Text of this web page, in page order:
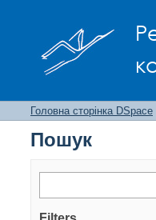
Головна сторінка DSpace
Пошук